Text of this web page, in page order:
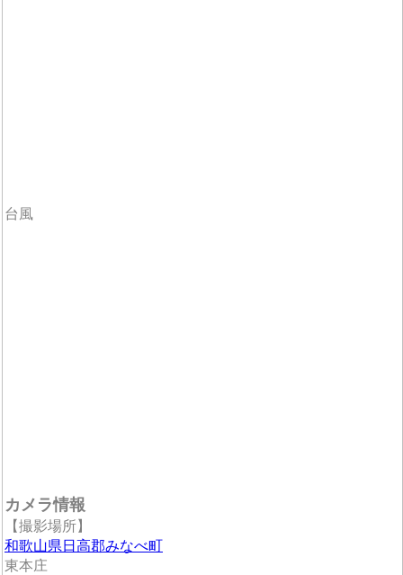
台風
カメラ情報
【撮影場所】
和歌山県日高郡みなべ町
東本庄